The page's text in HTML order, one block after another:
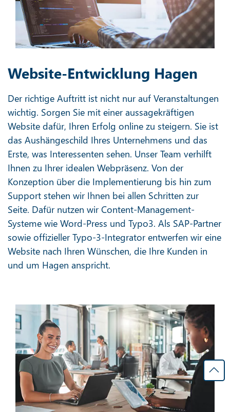
Website-Entwicklung Hagen
Der richtige Auftritt ist nicht nur auf Veranstaltungen
wichtig. Sorgen Sie mit einer aussagekräftigen
Website dafür, Ihren Erfolg online zu steigern. Sie ist
das Aushängeschild Ihres Unternehmens und das
Erste, was Interessenten sehen. Unser Team verhilft
Ihnen zu Ihrer idealen Webpräsenz. Von der
Konzeption über die Implementierung bis hin zum
Support stehen wir Ihnen bei allen Schritten zur
Seite. Dafür nutzen wir Content-Management-
Systeme wie Word-Press und Typo3. Als SAP-Partner
sowie offizieller Typo-3-Integrator entwerfen wir eine
Website nach Ihren Wünschen, die Ihre Kunden in
und um Hagen anspricht.